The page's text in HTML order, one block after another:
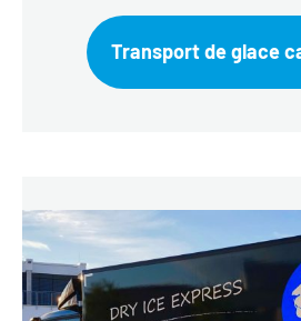
Transport de glace